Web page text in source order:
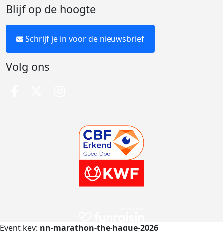
Blijf op de hoogte
Schrijf je in voor de nieuwsbrief
Volg ons
Event key: nn-marathon-the-hague-2026